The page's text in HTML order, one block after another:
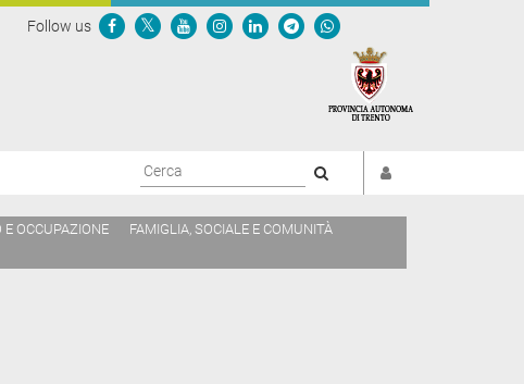
Follow us
E OCCUPAZIONE
FAMIGLIA, SOCIALE E COMUNITÀ